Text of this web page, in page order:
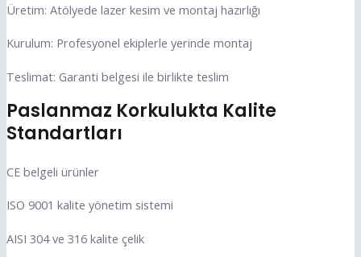
Üretim: Atölyede lazer kesim ve montaj hazırlığı
Kurulum: Profesyonel ekiplerle yerinde montaj
Teslimat: Garanti belgesi ile birlikte teslim
Paslanmaz Korkulukta Kalite
Standartları
CE belgeli ürünler
ISO 9001 kalite yönetim sistemi
AISI 304 ve 316 kalite çelik